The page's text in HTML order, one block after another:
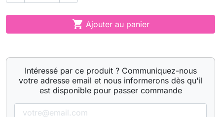
 Ajouter au panier
Intéressé par ce produit ? Communiquez-nous
votre adresse email et nous informerons dès qu'il
est disponible pour passer commande